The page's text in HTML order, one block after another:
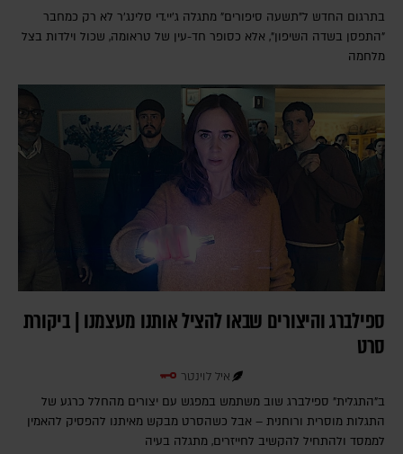
בתרגום החדש ל"תשעה סיפורים" מתגלה ג'יי.די סלינג'ר לא רק כמחבר
"התפסן בשדה השיפון", אלא כסופר חד-עין של טראומה, שכול וילדות בצל
מלחמה
ספילברג והיצורים שבאו להציל אותנו מעצמנו | ביקורת
סרט
איל לוינטר
ב"התגלית" ספילברג שוב משתמש במפגש עם יצורים מהחלל כרגע של
התגלות מוסרית ורוחנית – אבל כשהסרט מבקש מאיתנו להפסיק להאמין
לממסד ולהתחיל להקשיב לחייזרים, מתגלה בעיה